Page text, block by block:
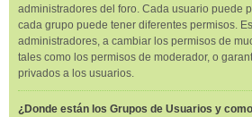
administradores del foro. Cada usuario puede
cada grupo puede tener diferentes permisos.
administradores, a cambiar los permisos de
tales como los permisos de moderador, o
privados a los usuarios.
¿Donde están los Grupos de Usuarios y